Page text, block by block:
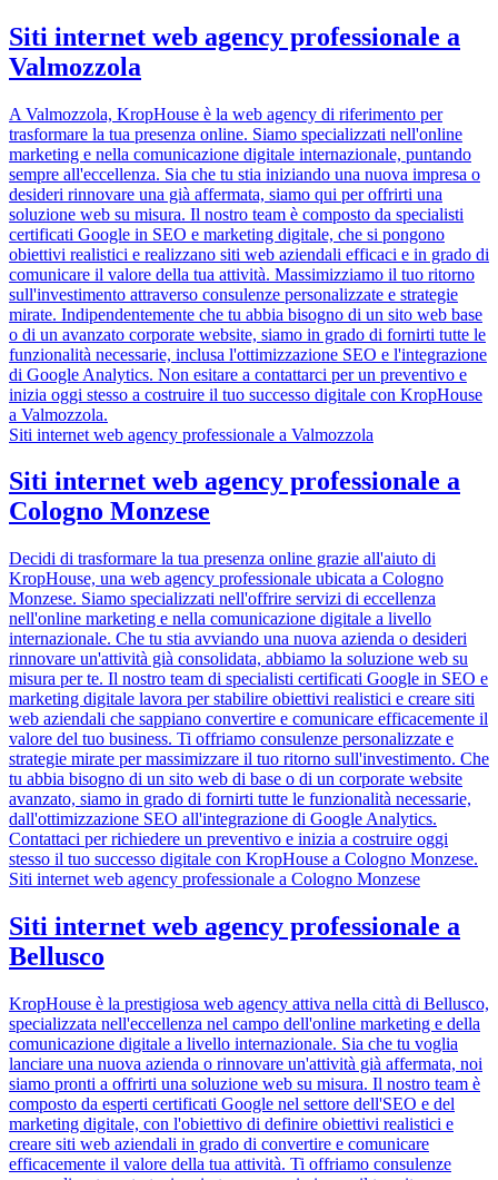
Siti internet web agency professionale a
Valmozzola
A Valmozzola, KropHouse è la web agency di riferimento per
trasformare la tua presenza online. Siamo specializzati nell'online
marketing e nella comunicazione digitale internazionale, puntando
sempre all'eccellenza. Sia che tu stia iniziando una nuova impresa o
desideri rinnovare una già affermata, siamo qui per offrirti una
soluzione web su misura. Il nostro team è composto da specialisti
certificati Google in SEO e marketing digitale, che si pongono
obiettivi realistici e realizzano siti web aziendali efficaci e in grado di
comunicare il valore della tua attività. Massimizziamo il tuo ritorno
sull'investimento attraverso consulenze personalizzate e strategie
mirate. Indipendentemente che tu abbia bisogno di un sito web base
o di un avanzato corporate website, siamo in grado di fornirti tutte le
funzionalità necessarie, inclusa l'ottimizzazione SEO e l'integrazione
di Google Analytics. Non esitare a contattarci per un preventivo e
inizia oggi stesso a costruire il tuo successo digitale con KropHouse
a Valmozzola.
Siti internet web agency professionale a Valmozzola
Siti internet web agency professionale a
Cologno Monzese
Decidi di trasformare la tua presenza online grazie all'aiuto di
KropHouse, una web agency professionale ubicata a Cologno
Monzese. Siamo specializzati nell'offrire servizi di eccellenza
nell'online marketing e nella comunicazione digitale a livello
internazionale. Che tu stia avviando una nuova azienda o desideri
rinnovare un'attività già consolidata, abbiamo la soluzione web su
misura per te. Il nostro team di specialisti certificati Google in SEO e
marketing digitale lavora per stabilire obiettivi realistici e creare siti
web aziendali che sappiano convertire e comunicare efficacemente il
valore del tuo business. Ti offriamo consulenze personalizzate e
strategie mirate per massimizzare il tuo ritorno sull'investimento. Che
tu abbia bisogno di un sito web di base o di un corporate website
avanzato, siamo in grado di fornirti tutte le funzionalità necessarie,
dall'ottimizzazione SEO all'integrazione di Google Analytics.
Contattaci per richiedere un preventivo e inizia a costruire oggi
stesso il tuo successo digitale con KropHouse a Cologno Monzese.
Siti internet web agency professionale a Cologno Monzese
Siti internet web agency professionale a
Bellusco
KropHouse è la prestigiosa web agency attiva nella città di Bellusco,
specializzata nell'eccellenza nel campo dell'online marketing e della
comunicazione digitale a livello internazionale. Sia che tu voglia
lanciare una nuova azienda o rinnovare un'attività già affermata, noi
siamo pronti a offrirti una soluzione web su misura. Il nostro team è
composto da esperti certificati Google nel settore dell'SEO e del
marketing digitale, con l'obiettivo di definire obiettivi realistici e
creare siti web aziendali in grado di convertire e comunicare
efficacemente il valore della tua attività. Ti offriamo consulenze